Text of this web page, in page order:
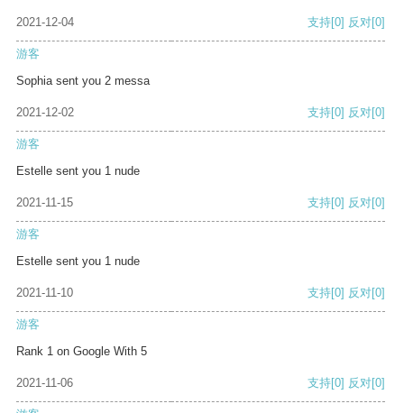
2021-12-04 支持[0] 反对[0]
游客
Sophia sent you 2 messa
2021-12-02 支持[0] 反对[0]
游客
Estelle sent you 1 nude
2021-11-15 支持[0] 反对[0]
游客
Estelle sent you 1 nude
2021-11-10 支持[0] 反对[0]
游客
Rank 1 on Google With 5
2021-11-06 支持[0] 反对[0]